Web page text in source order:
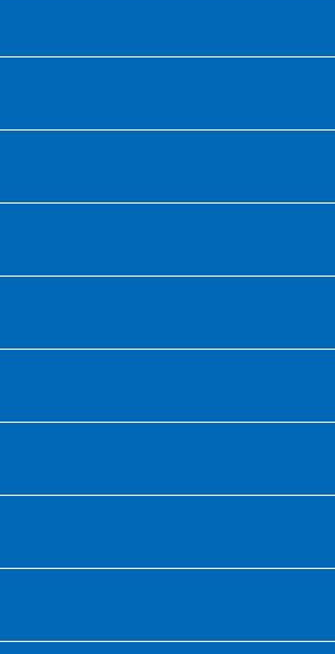
ク
ブランド紅龍